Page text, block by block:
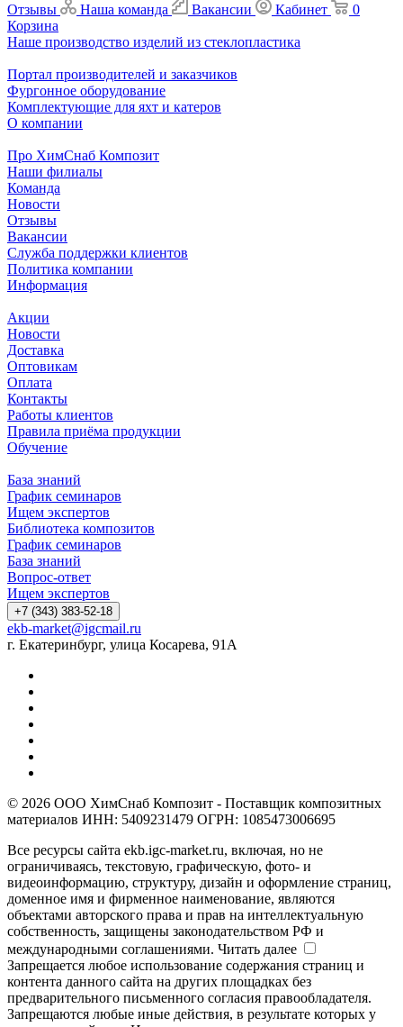
Отзывы
Наша команда Вакансии Кабинет
0
Корзина
Наше производство изделий из стеклопластика
Портал производителей и заказчиков
Фургонное оборудование
Комплектующие для яхт и катеров
О компании
Про ХимСнаб Композит
Наши филиалы
Команда
Новости
Отзывы
Вакансии
Служба поддержки клиентов
Политика компании
Информация
Акции
Новости
Доставка
Оптовикам
Оплата
Контакты
Работы клиентов
Правила приёма продукции
Обучение
База знаний
График семинаров
Ищем экспертов
Библиотека композитов
График семинаров
База знаний
Вопрос-ответ
Ищем экспертов
+7 (343) 383-52-18
ekb-market@igcmail.ru
г. Екатеринбург, улица Косарева, 91А
© 2026 ООО ХимСнаб Композит - Поставщик композитных
материалов ИНН: 5409231479 ОГРН: 1085473006695
Все ресурсы сайта ekb.igc-market.ru, включая, но не
ограничиваясь, текстовую, графическую, фото- и
видеоинформацию, структуру, дизайн и оформление страниц,
доменное имя и фирменное наименование, являются
объектами авторского права и прав на интеллектуальную
собственность, защищены законодательством РФ и
международными соглашениями. Читать далее
Запрещается любое использование содержания страниц и
контента данного сайта на других площадках без
предварительного письменного согласия правообладателя.
Запрещаются любые иные действия, в результате которых у